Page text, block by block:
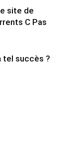
site de
C Pas
tel succès ?